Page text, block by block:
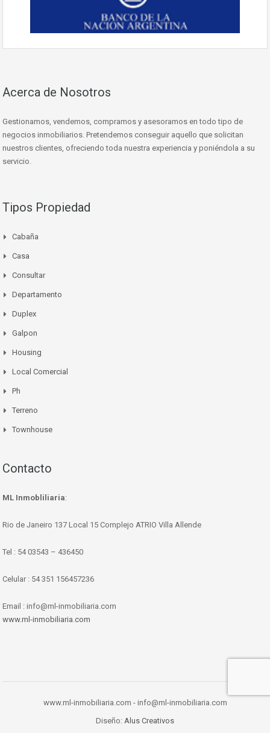
Acerca de Nosotros
Gestionamos, vendemos, compramos y asesoramos en todo tipo de
negocios inmobiliarios. Pretendemos conseguir aquello que solicitan
nuestros clientes, ofreciendo toda nuestra experiencia y poniéndola a su
servicio.
Tipos Propiedad
Cabaña
Casa
Consultar
Departamento
Duplex
Galpon
Housing
Local Comercial
Ph
Terreno
Townhouse
Contacto
ML Inmobliliaria:
Rio de Janeiro 137 Local 15 Complejo ATRIO Villa Allende
Tel : 54 03543 – 436450
Celular : 54 351 156457236
Email : info@ml-inmobiliaria.com
www.ml-inmobiliaria.com
www.ml-inmobiliaria.com - info@ml-inmobiliaria.com
Diseño: Alus Creativos